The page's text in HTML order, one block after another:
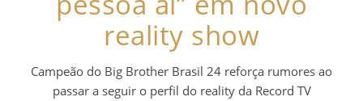
reality show
Campeão do Big Brother Brasil 24 reforça rumores ao
passar a seguir o perfil do reality da Record TV